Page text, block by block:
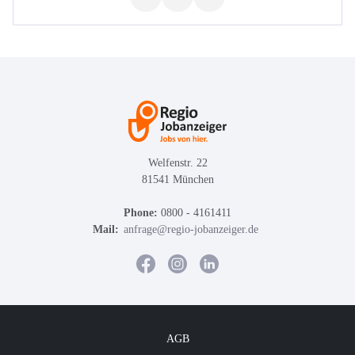
Welfenstr. 22
81541 München
Phone: 0800 - 4161411
Mail: anfrage@regio-jobanzeiger.de
AGB